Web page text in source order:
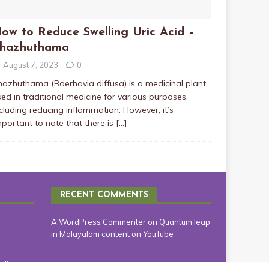
to Reduce Swelling Uric Acid –
August 7, 2023 0
(Boerhavia diffusa) is a medicinal plant
in traditional medicine for various purposes,
reducing inflammation. However, it’s
to note that there is […]
RECENT COMMENTS
A WordPress Commenteron Quantum leap
in Malayalam content on YouTube